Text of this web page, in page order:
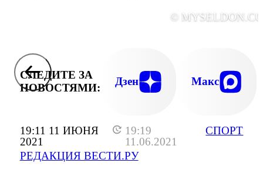
19:11 11 ИЮНЯ
2021
19:19
11.06.2021
РЕДАКЦИЯ ВЕСТИ.РУ
СПОРТ
©
СЛЕДИТЕ ЗА
НОВОСТЯМИ:
Дзен Макс